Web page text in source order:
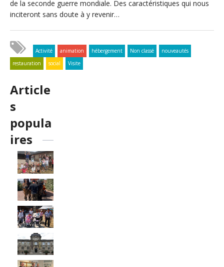
de la seconde guerre mondiale. Des caractéristiques qui nous
inciteront sans doute à y revenir…
Activité animation hébergement Non classé
nouveautés
restauration
social Visite
Article
s
popula
ires